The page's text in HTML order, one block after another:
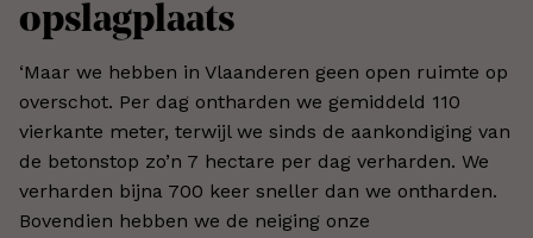
opslagplaats
‘Maar we hebben in Vlaanderen geen open ruimte op
overschot. Per dag ontharden we gemiddeld 110
vierkante meter, terwijl we sinds de aankondiging van
de betonstop zo’n 7 hectare per dag verharden. We
verharden bijna 700 keer sneller dan we ontharden.
Bovendien hebben we de neiging onze